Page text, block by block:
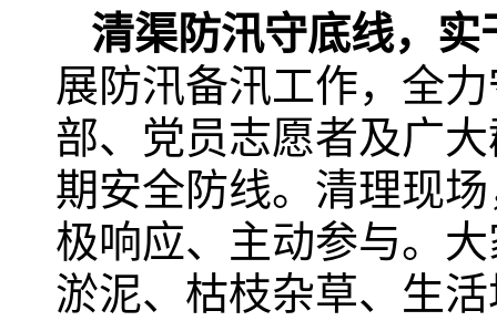
清渠防汛守底线，实
展防汛备汛工作，全
部、党员志愿者及广
期安全防线。清理现
极响应、主动参与。
淤泥、枯枝杂草、生